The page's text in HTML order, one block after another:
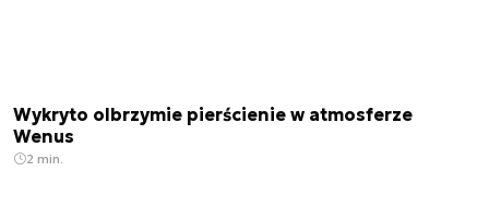
Wykryto olbrzymie pierścienie w atmosferze
Wenus
2 min.